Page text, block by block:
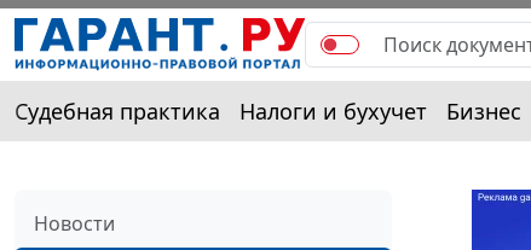
Судебная практика Налоги и бухучет Бизнес
Новости